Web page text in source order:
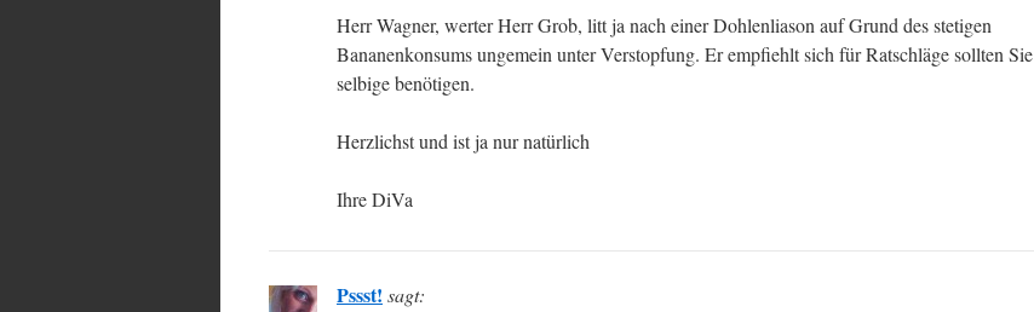
Herr Wagner, werter Herr Grob, litt ja nach einer Dohlenliason auf Grund des stetigen
Bananenkonsums ungemein unter Verstopfung. Er empfiehlt sich für Ratschläge sollten Sie
selbige benötigen.
Herzlichst und ist ja nur natürlich
Ihre DiVa
Pssst! sagt: